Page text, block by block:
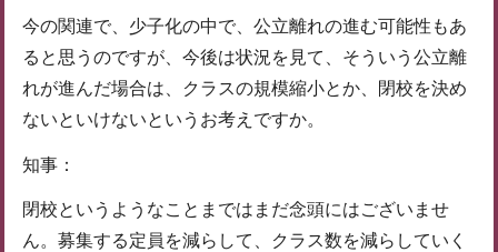
今の関連で、少子化の中で、公立離れの進む可能性もあ
ると思うのですが、今後は状況を見て、そういう公立離
れが進んだ場合は、クラスの規模縮小とか、閉校を決め
ないといけないというお考えですか。
知事：
閉校というようなことまではまだ念頭にはございませ
ん。募集する定員を減らして、クラス数を減らしていく